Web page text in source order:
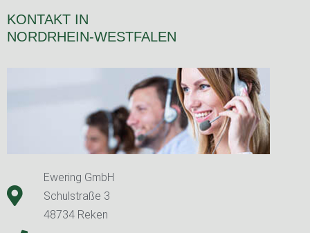
KONTAKT IN
NORDRHEIN-WESTFALEN
Ewering GmbH
Schulstraße 3
48734 Reken